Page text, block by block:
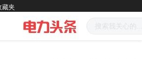
藏夹